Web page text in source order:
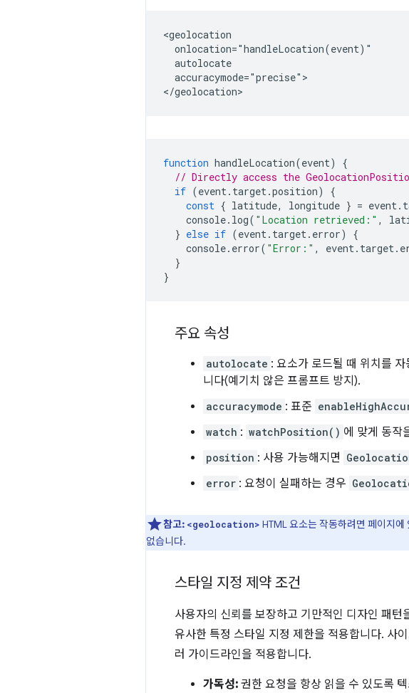
<geolocation
  onlocation="handleLocation(event)"
  autolocate
  accuracymode="precise">
function handleLocation(event)
{
// Directly access the
if (event. target.position)
{
const { latitude, longitude } = event.
console. log( "Location retrieved:" ,
} else if (event. target. error)
{
console. error( "Error:" , event. target.
}
}
주요 속성
autolocate : 요소가 로드될 때 위치를
니다(예기치 않은 프롬프트 방지).
accuracymode : 표준
watch : watchPosition() 에 맞게 동작
position : 사용 가능해지면
error : 요청이 실패하는 경우
참고: <geolocation> HTML 요소는 작동하려면 페이지에
없습니다.
스타일 지정 제약 조건
사용자의 신뢰를 보장하고 기만적인 디자인 패턴
유사한 특정 스타일 지정 제한을 적용합니다. 사
러 가이드라인을 적용합니다.
가독성: 권한 요청을 항상 읽을 수 있도록